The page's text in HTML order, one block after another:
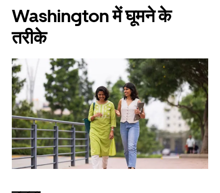
interact
with
calendar
a
date.
Press
the
escape
button
to
close
the
calendar.
Washington में घूमने के
तरीके